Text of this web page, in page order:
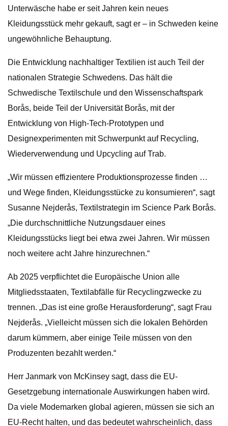
Unterwäsche habe er seit Jahren kein neues
Kleidungsstück mehr gekauft, sagt er – in Schweden keine
ungewöhnliche Behauptung.
Die Entwicklung nachhaltiger Textilien ist auch Teil der
nationalen Strategie Schwedens. Das hält die
Schwedische Textilschule und den Wissenschaftspark
Borås, beide Teil der Universität Borås, mit der
Entwicklung von High-Tech-Prototypen und
Designexperimenten mit Schwerpunkt auf Recycling,
Wiederverwendung und Upcycling auf Trab.
„Wir müssen effizientere Produktionsprozesse finden …
und Wege finden, Kleidungsstücke zu konsumieren“, sagt
Susanne Nejderås, Textilstrategin im Science Park Borås.
„Die durchschnittliche Nutzungsdauer eines
Kleidungsstücks liegt bei etwa zwei Jahren. Wir müssen
noch weitere acht Jahre hinzurechnen.“
Ab 2025 verpflichtet die Europäische Union alle
Mitgliedsstaaten, Textilabfälle für Recyclingzwecke zu
trennen. „Das ist eine große Herausforderung“, sagt Frau
Nejderås. „Vielleicht müssen sich die lokalen Behörden
darum kümmern, aber einige Teile müssen von den
Produzenten bezahlt werden.“
Herr Janmark von McKinsey sagt, dass die EU-
Gesetzgebung internationale Auswirkungen haben wird.
Da viele Modemarken global agieren, müssen sie sich an
EU-Recht halten, und das bedeutet wahrscheinlich, dass